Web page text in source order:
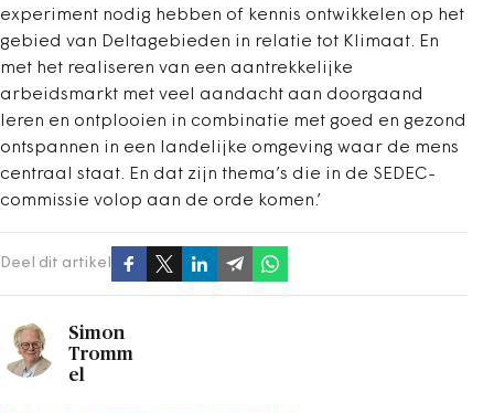
experiment nodig hebben of kennis ontwikkelen op het
gebied van Deltagebieden in relatie tot Klimaat. En
met het realiseren van een aantrekkelijke
arbeidsmarkt met veel aandacht aan doorgaand
leren en ontplooien in combinatie met goed en gezond
ontspannen in een landelijke omgeving waar de mens
centraal staat. En dat zijn thema’s die in de SEDEC-
commissie volop aan de orde komen.’
Deel dit artikel
Simon
Tromm
el